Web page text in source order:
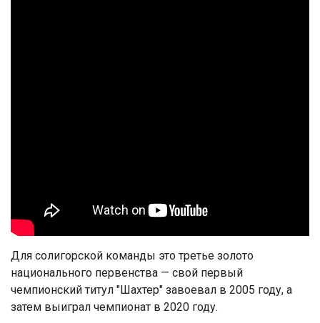
Для солигорской команды это третье золото
национального первенства — свой первый
чемпионский титул "Шахтер" завоевал в 2005 году, а
затем выиграл чемпионат в 2020 году.